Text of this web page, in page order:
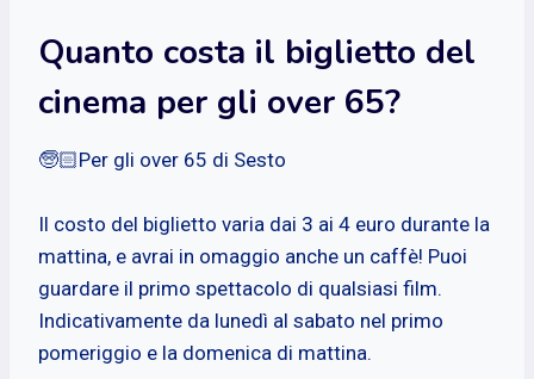
Quanto costa il biglietto del
cinema per gli over 65?
🧓🏻Per gli over 65 di Sesto
Il costo del biglietto varia dai 3 ai 4 euro durante la
mattina, e avrai in omaggio anche un caffè! Puoi
guardare il primo spettacolo di qualsiasi film.
Indicativamente da lunedì al sabato nel primo
pomeriggio e la domenica di mattina.